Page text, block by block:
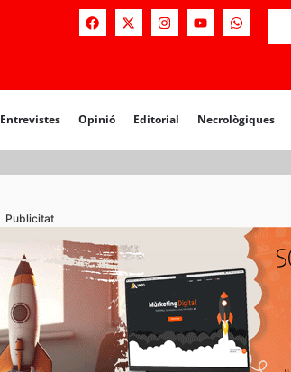
Entrevistes Opinió Editorial Necrològiques
Opinió Editorial Necrològiques
Publicitat